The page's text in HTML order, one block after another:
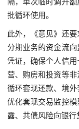
批循环使用。
此外，《意见》还
分期业务的资金流
凭证，确保个人信
营、购房和投资等
循环套现还款、境
优化套现交易监控
露、共债风险向银行